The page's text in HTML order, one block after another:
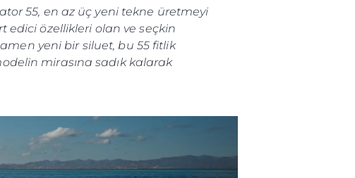
55, en az üç yeni tekne üretmeyi
edici özellikleri olan ve seçkin
yeni bir siluet, bu 55 fitlik
mirasına sadık kalarak